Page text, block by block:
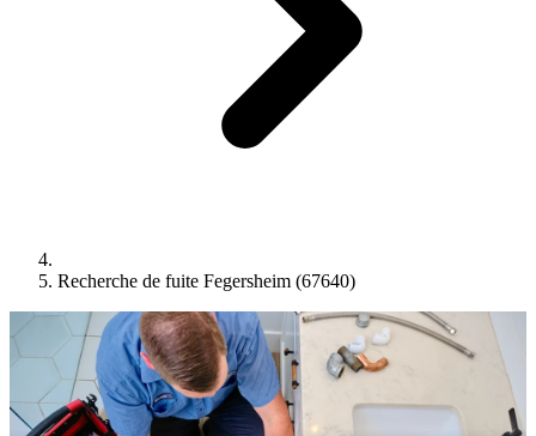
Recherche de fuite Fegersheim (67640)